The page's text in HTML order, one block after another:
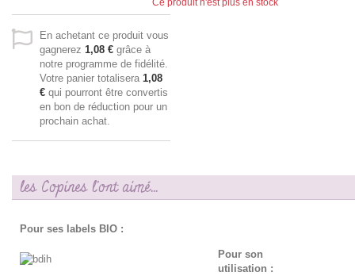
Ce produit n'est plus en stock
En achetant ce produit vous
gagnerez 1,08 € grâce à
notre programme de fidélité.
Votre panier totalisera 1,08
€ qui pourront être convertis
en bon de réduction pour un
prochain achat.
les Copines l'ont aimé...
Pour ses labels BIO :
Pour son
utilisation :